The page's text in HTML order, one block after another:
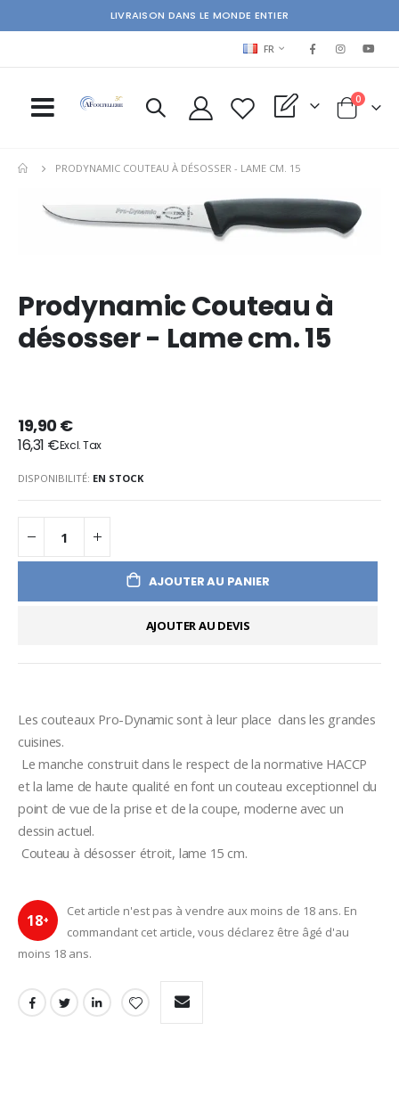
LIVRAISON DANS LE MONDE ENTIER
LANGUAGE
FR
My Quote Cart
0items
PRODYNAMIC COUTEAU À DÉSOSSER - LAME CM. 15
images
gallery
Prodynamic Couteau à
désosser - Lame cm. 15
19,90 €
16,31 €
DISPONIBILITÉ: EN STOCK
AJOUTER AU PANIER
AJOUTER AU DEVIS
Les couteaux Pro-Dynamic sont à leur place  dans les grandes
cuisines.
et la lame de haute qualité en font un couteau exceptionnel du
point de vue de la prise et de la coupe, moderne avec un
dessin actuel.
Couteau à désosser étroit, lame 15 cm.
18+
Cet article n'est pas à vendre aux moins de 18 ans. En
commandant cet article, vous déclarez être âgé d'au
moins 18 ans.